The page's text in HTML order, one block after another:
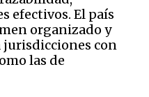
efectivos. El país
organizado y
con
las de